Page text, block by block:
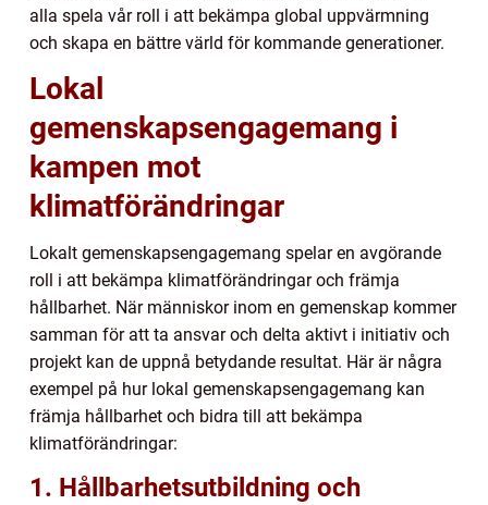
alla spela vår roll i att bekämpa global uppvärmning
och skapa en bättre värld för kommande generationer.
Lokal
gemenskapsengagemang i
kampen mot
klimatförändringar
Lokalt gemenskapsengagemang spelar en avgörande
roll i att bekämpa klimatförändringar och främja
hållbarhet. När människor inom en gemenskap kommer
samman för att ta ansvar och delta aktivt i initiativ och
projekt kan de uppnå betydande resultat. Här är några
exempel på hur lokal gemenskapsengagemang kan
främja hållbarhet och bidra till att bekämpa
klimatförändringar:
1. Hållbarhetsutbildning och